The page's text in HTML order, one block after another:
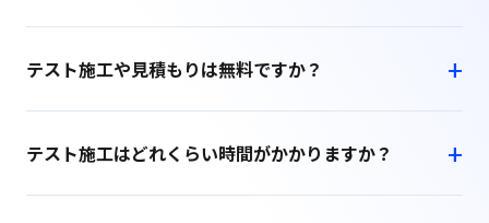
テスト施工や見積もりは無料ですか？
テスト施工はどれくらい時間がかかりますか？